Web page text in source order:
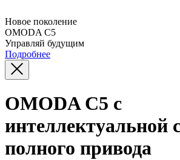
Новое поколение
OMODA C5
Управляй будущим
Подробнее
OMODA C5 с
интеллектуальной
полного привода